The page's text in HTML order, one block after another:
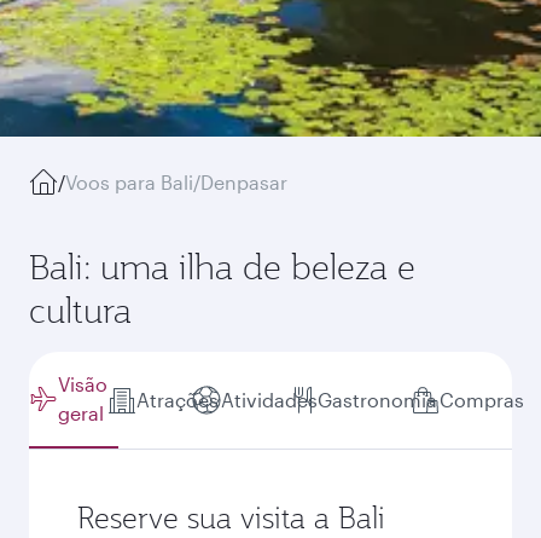
/Voos para Bali/Denpasar
Bali: uma ilha de beleza e
cultura
Visão
geral
AtraçõesAtividadesGastronomiaCompras
Reserve sua visita a Bali